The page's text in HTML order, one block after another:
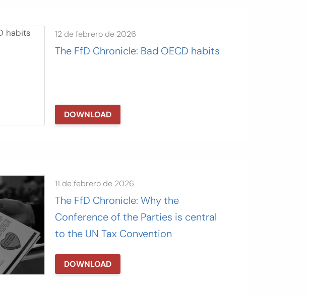
12 de febrero de 2026
The FfD Chronicle: Bad OECD habits
DOWNLOAD
11 de febrero de 2026
The FfD Chronicle: Why the
Conference of the Parties is central
to the UN Tax Convention
DOWNLOAD